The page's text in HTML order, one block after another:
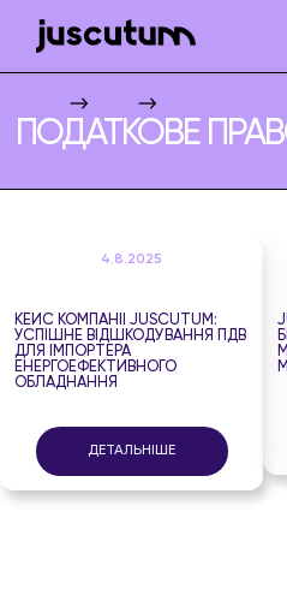
ПОДАТКОВЕ
4.8.2025
КЕЙС КОМПАНІЇ JUSCUTUM:
УСПІШНЕ ВІДШКОДУВАННЯ ПДВ
ДЛЯ ІМПОРТЕРА
ЕНЕРГОЕФЕКТИВНОГО
ОБЛАДНАННЯ
ДЕТАЛЬНІШЕ